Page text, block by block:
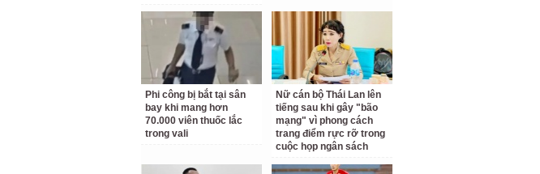
Phi công bị bắt tại sân
bay khi mang hơn
70.000 viên thuốc lắc
trong vali
Nữ cán bộ Thái Lan lên
tiếng sau khi gây "bão
mạng" vì phong cách
trang điểm rực rỡ trong
cuộc họp ngân sách